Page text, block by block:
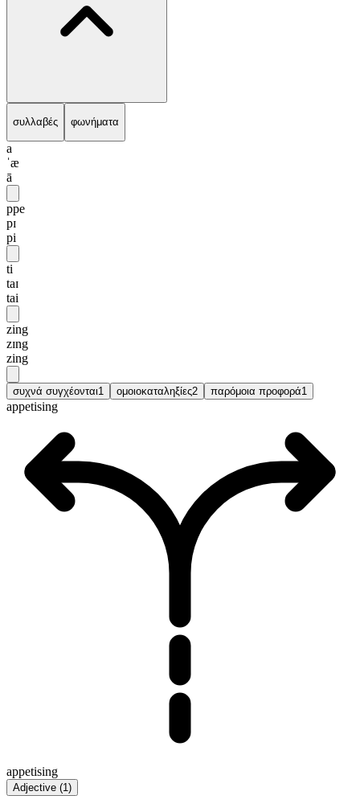
συλλαβές φωνήματα
a
ˈæ
ā
ppe
pɪ
pi
ti
taɪ
tai
zing
zɪng
zing
συχνά συγχέονται1 ομοιοκαταληξίες2 παρόμοια προφορά1
appetising
appetising
Adjective (1)